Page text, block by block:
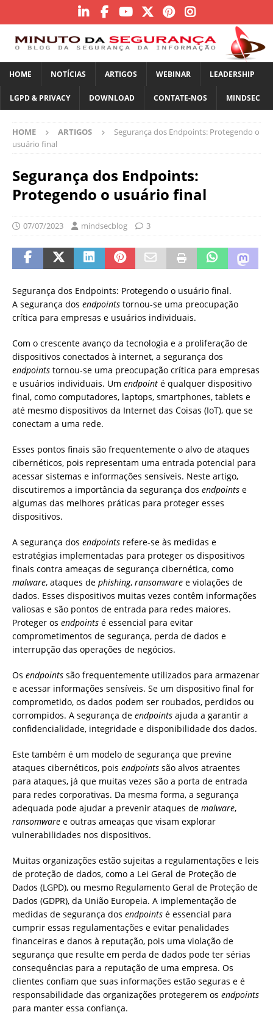
HOME NOTÍCIAS ARTIGOS WEBINAR LEADERSHIP
LGPD & PRIVACY DOWNLOAD CONTATE-NOS MINDSEC
HOME ARTIGOS
Segurança dos Endpoints: Protegendo o
usuário final
Segurança dos Endpoints:
Protegendo o usuário final
07/07/2023 mindsecblog 3
Segurança dos Endpoints: Protegendo o usuário final.
A segurança dos endpoints tornou-se uma preocupação
crítica para empresas e usuários individuais.
Com o crescente avanço da tecnologia e a proliferação de
dispositivos conectados à internet, a segurança dos
endpoints tornou-se uma preocupação crítica para empresas
e usuários individuais. Um endpoint é qualquer dispositivo
final, como computadores, laptops, smartphones, tablets e
até mesmo dispositivos da Internet das Coisas (IoT), que se
conectam a uma rede.
Esses pontos finais são frequentemente o alvo de ataques
cibernéticos, pois representam uma entrada potencial para
acessar sistemas e informações sensíveis. Neste artigo,
discutiremos a importância da segurança dos endpoints e
algumas das melhores práticas para proteger esses
dispositivos.
A segurança dos endpoints refere-se às medidas e
estratégias implementadas para proteger os dispositivos
finais contra ameaças de segurança cibernética, como
malware, ataques de phishing, ransomware e violações de
dados. Esses dispositivos muitas vezes contêm informações
valiosas e são pontos de entrada para redes maiores.
Proteger os endpoints é essencial para evitar
comprometimentos de segurança, perda de dados e
interrupção das operações de negócios.
Os endpoints são frequentemente utilizados para armazenar
e acessar informações sensíveis. Se um dispositivo final for
comprometido, os dados podem ser roubados, perdidos ou
corrompidos. A segurança de endpoints ajuda a garantir a
confidencialidade, integridade e disponibilidade dos dados.
Este também é um modelo de segurança que previne
ataques cibernéticos, pois endpoints são alvos atraentes
para ataques, já que muitas vezes são a porta de entrada
para redes corporativas. Da mesma forma, a segurança
adequada pode ajudar a prevenir ataques de malware,
ransomware e outras ameaças que visam explorar
vulnerabilidades nos dispositivos.
Muitas organizações estão sujeitas a regulamentações e leis
de proteção de dados, como a Lei Geral de Proteção de
Dados (LGPD), ou mesmo Regulamento Geral de Proteção de
Dados (GDPR), da União Europeia. A implementação de
medidas de segurança dos endpoints é essencial para
cumprir essas regulamentações e evitar penalidades
financeiras e danos à reputação, pois uma violação de
segurança que resulte em perda de dados pode ter sérias
consequências para a reputação de uma empresa. Os
clientes confiam que suas informações estão seguras e é
responsabilidade das organizações protegerem os endpoints
para manter essa confiança.